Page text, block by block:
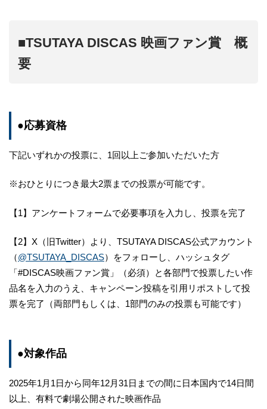
■TSUTAYA DISCAS 映画ファン賞 概
要
●応募資格
下記いずれかの投票に、1回以上ご参加いただいた方
※おひとりにつき最大2票までの投票が可能です。
【1】アンケートフォームで必要事項を入力し、投票を完了
【2】X（旧Twitter）より、TSUTAYA DISCAS公式アカウント
（@TSUTAYA_DISCAS）をフォローし、ハッシュタグ
「#DISCAS映画ファン賞」（必須）と各部門で投票したい作
品名を入力のうえ、キャンペーン投稿を引用リポストして投
票を完了（両部門もしくは、1部門のみの投票も可能です）
●対象作品
2025年1月1日から同年12月31日までの間に日本国内で14日間
以上、有料で劇場公開された映画作品